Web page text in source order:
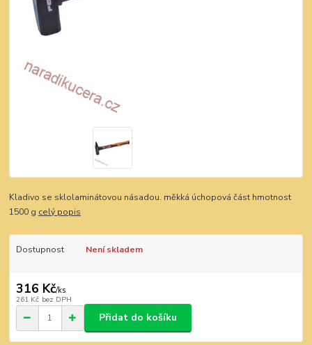
Kladivo se sklolaminátovou násadou. měkká úchopová část hmotnost
1500 g celý popis
Dostupnost Není skladem
316 Kč/ks
261 Kč bez DPH
Přidat do košíku